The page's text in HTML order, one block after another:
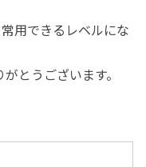
用できるレベルにな
とうございます。